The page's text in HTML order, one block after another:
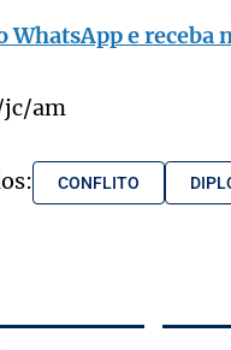
WhatsApp e
am
CONFLITO